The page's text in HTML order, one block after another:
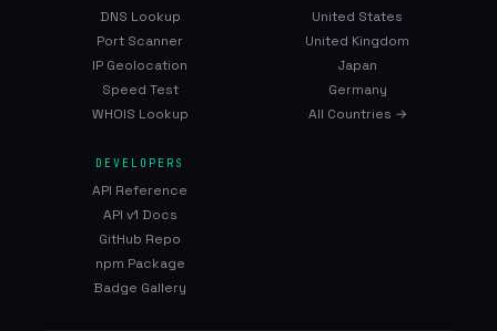
DNS Lookup
Port Scanner
IP Geolocation
Speed Test
WHOIS Lookup
United States
United Kingdom
Japan
Germany
All Countries →
DEVELOPERS
API Reference
API v1 Docs
GitHub Repo
npm Package
Badge Gallery